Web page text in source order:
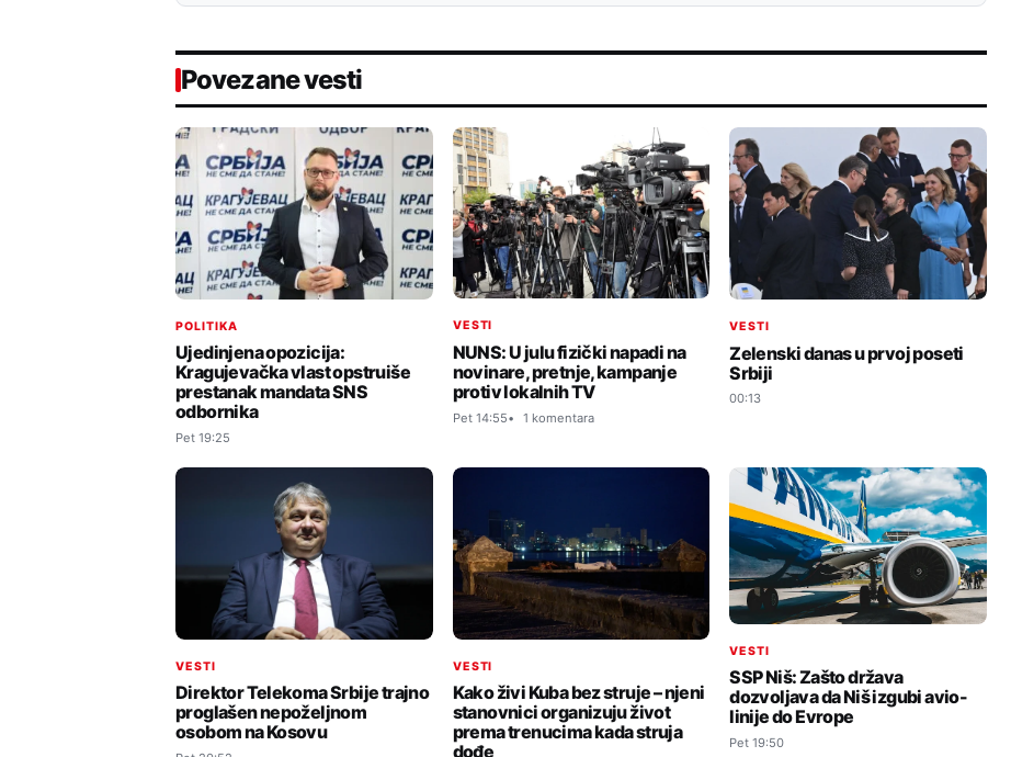
Povezane vesti
POLITIKA
Ujedinjena opozicija:
Kragujevačka vlast opstruiše
prestanak mandata SNS
odbornika
Pet 19:25
VESTI
NUNS: U julu fizički napadi na
novinare, pretnje, kampanje
protiv lokalnih TV
Pet 14:55 1 komentara
VESTI
Zelenski danas u prvoj poseti
Srbiji
00:13
VESTI
Direktor Telekoma Srbije trajno
proglašen nepoželjnom
osobom na Kosovu
VESTI
Kako živi Kuba bez struje – njeni
stanovnici organizuju život
prema trenucima kada struja
dođe
VESTI
SSP Niš: Zašto država
dozvoljava da Niš izgubi avio-
linije do Evrope
Pet 19:50